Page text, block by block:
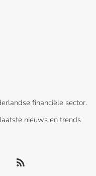
financiële sector.
nieuws en trends